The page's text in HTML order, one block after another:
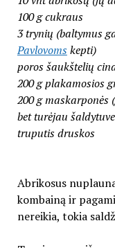
100 g cukraus
3 trynių (baltymus
Pavlovomskepti)
poros šaukštelių
200 g plakamosios
200 g maskarponės
bet turėjau
truputis druskos
Abrikosus
kombainą ir
nereikia, tokia